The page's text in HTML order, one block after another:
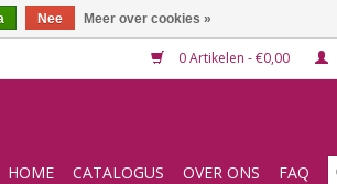
0 Artikelen - €0,00
HOME CATALOGUS OVER ONS FAQ
Nee Meer over cookies »